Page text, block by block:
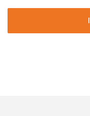
organisch
Aluminium